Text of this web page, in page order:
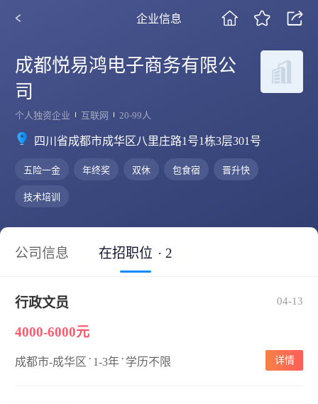
企业信息
成都悦易鸿电子商务有限公
司
个人独资企业 互联网 20-99人
四川省成都市成华区八里庄路1号1栋3层301号
五险一金 年终奖 双休 包食宿 晋升快
技术培训
公司信息 在招职位 · 2
行政文员 04-13
4000-6000元
成都市-成华区 · 1-3年 · 学历不限 详情